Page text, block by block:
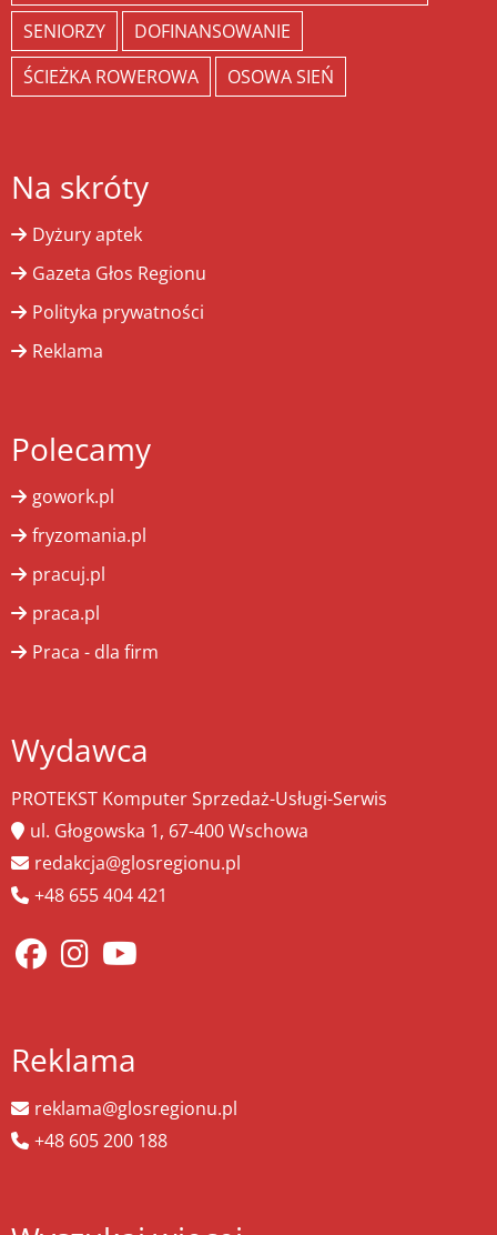
SENIORZY
DOFINANSOWANIE
ŚCIEŻKA ROWEROWA
OSOWA SIEŃ
Na skróty
Dyżury aptek
Gazeta Głos Regionu
Polityka prywatności
Reklama
Polecamy
gowork.pl
fryzomania.pl
pracuj.pl
praca.pl
Praca - dla firm
Wydawca
PROTEKST Komputer Sprzedaż-Usługi-Serwis
ul. Głogowska 1, 67-400 Wschowa
redakcja@glosregionu.pl
+48 655 404 421
Reklama
reklama@glosregionu.pl
+48 605 200 188